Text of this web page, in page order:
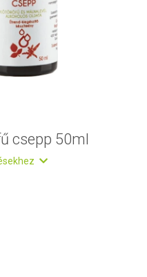
csepp 50ml